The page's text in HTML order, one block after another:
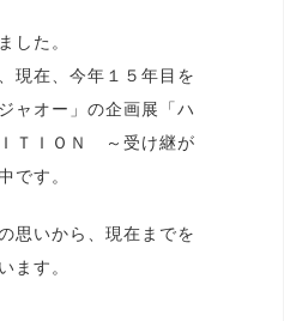
した。
現在、今年１５年目を
ャオー」の企画展「ハ
ＴＩＯＮ ～受け継が
です。
思いから、現在までを
ます。